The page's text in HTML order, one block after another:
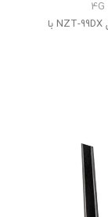
مودم سیمکارتی ۴G نزتک دو حالته برق و باتری مدل NZT-99DX با